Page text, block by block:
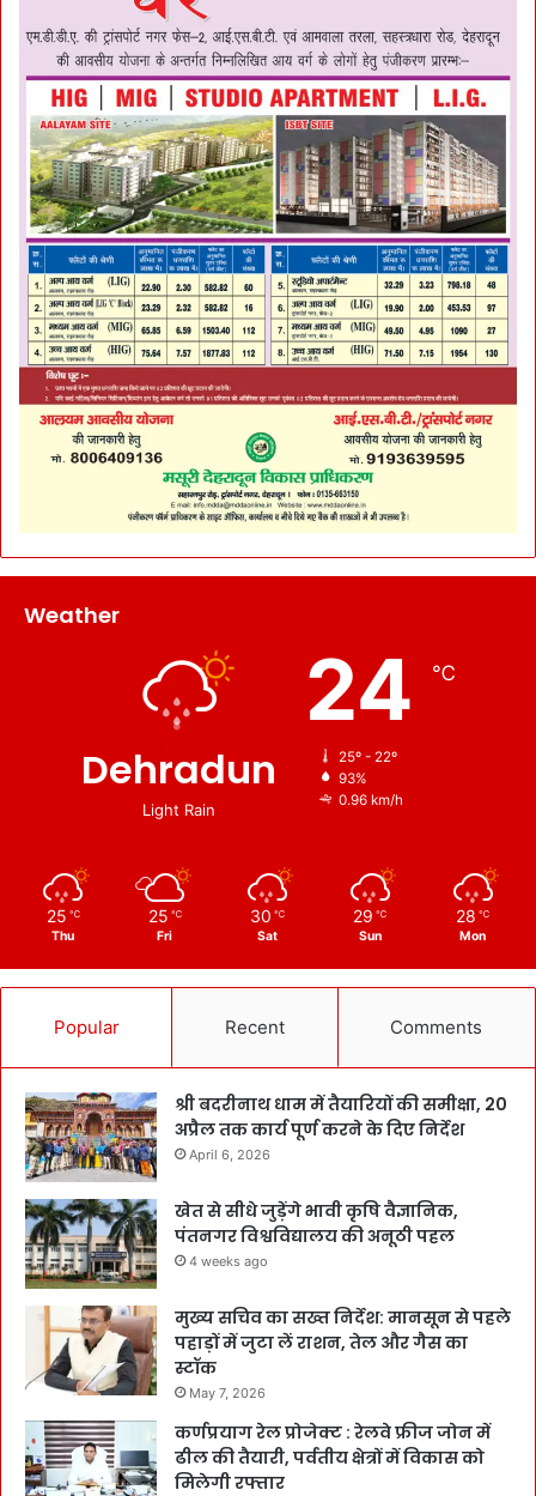
Weather
Dehradun
Light Rain
24 ℃
25º - 22º
93%
0.96 km/h
25 ℃
Thu
25 ℃
Fri
30 ℃
Sat
29 ℃
Sun
28 ℃
Mon
Popular Recent Comments
श्री बदरीनाथ धाम में तैयारियों की समीक्षा, 20
अप्रैल तक कार्य पूर्ण करने के दिए निर्देश
April 6, 2026
खेत से सीधे जुड़ेंगे भावी कृषि वैज्ञानिक,
पंतनगर विश्वविद्यालय की अनूठी पहल
4 weeks ago
मुख्य सचिव का सख्त निर्देश: मानसून से पहले
पहाड़ों में जुटा लें राशन, तेल और गैस का
स्टॉक
May 7, 2026
कर्णप्रयाग रेल प्रोजेक्ट : रेलवे फ्रीज जोन में
ढील की तैयारी, पर्वतीय क्षेत्रों में विकास को
मिलेगी रफ्तार